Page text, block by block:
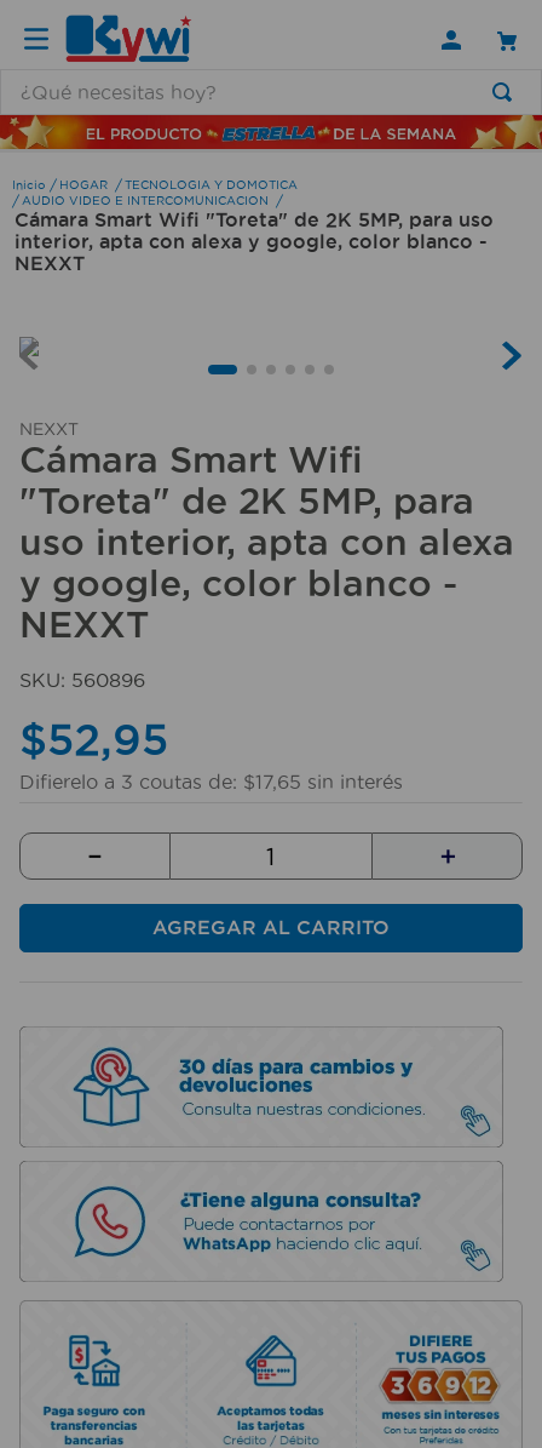
HOGAR
TECNOLOGIA Y DOMOTICA
AUDIO VIDEO E INTERCOMUNICACION
Cámara Smart Wifi "Toreta" de 2K 5MP, para uso
interior, apta con alexa y google, color blanco -
NEXXT
NEXXT
Cámara Smart Wifi
"Toreta" de 2K 5MP, para
uso interior, apta con alexa
y google, color blanco -
NEXXT
SKU: 560896
$52,95
Difierelo a 3 coutas de: $17,65 sin interés
＋
－
AGREGAR AL CARRITO
TÉRMINOS MÁS BUSCADOS
1 .
lamparas
2.
ducha
3.
silla
5.
7.
aspiradora
8.
cerradura
taladro
10. sillas